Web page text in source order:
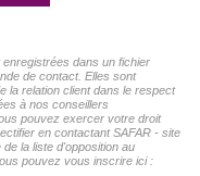
dans un fichier
de contact. Elles sont
la relation client dans le respect
à nos conseillers
pouvez exercer votre droit
en contactant SAFAR - site
la liste d'opposition au
pouvez vous inscrire ici :